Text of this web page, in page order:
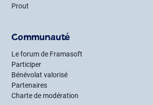
Prout
Communauté
Le forum de Framasoft
Participer
Bénévolat valorisé
Partenaires
Charte de modération